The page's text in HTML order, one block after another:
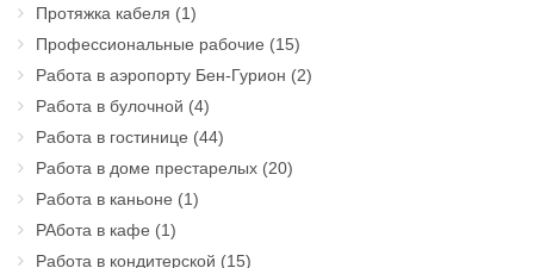
Протяжка кабеля (1)
Профессиональные рабочие (15)
Работа в аэропорту Бен-Гурион (2)
Работа в булочной (4)
Работа в гостинице (44)
Работа в доме престарелых (20)
Работа в каньоне (1)
РАбота в кафе (1)
Работа в кондитерской (15)